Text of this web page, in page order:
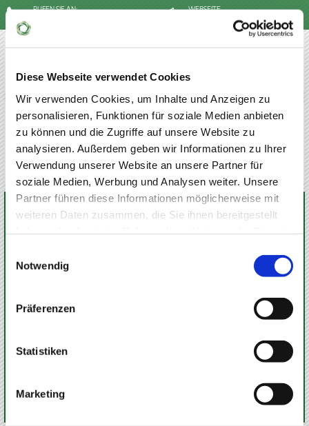
Diese Webseite verwendet Cookies
Wir verwenden Cookies, um Inhalte und Anzeigen zu
personalisieren, Funktionen für soziale Medien anbieten
zu können und die Zugriffe auf unsere Website zu
analysieren. Außerdem geben wir Informationen zu Ihrer
Verwendung unserer Website an unsere Partner für
soziale Medien, Werbung und Analysen weiter. Unsere
Partner führen diese Informationen möglicherweise mit
weiteren Daten zusammen, die Sie ihnen bereitgestellt
Notwendig
Präferenzen
Statistiken
Marketing
RUFEN SIE AN:
WEBSEITE
IHRE SUCHERGEBNISSE
KONTAKT
07340 / 967 99 11
Termin vereinbaren